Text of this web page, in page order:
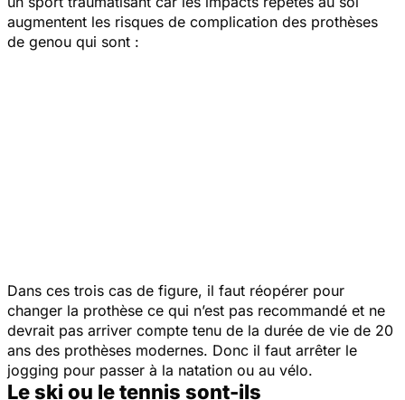
augmentent les risques de complication des prothèses
de genou qui sont :
Dans ces trois cas de figure, il faut réopérer pour
changer la prothèse ce qui n’est pas recommandé et ne
devrait pas arriver compte tenu de la durée de vie de 20
ans des prothèses modernes. Donc il faut arrêter le
jogging pour passer à la natation ou au vélo.
Le ski ou le tennis sont-ils